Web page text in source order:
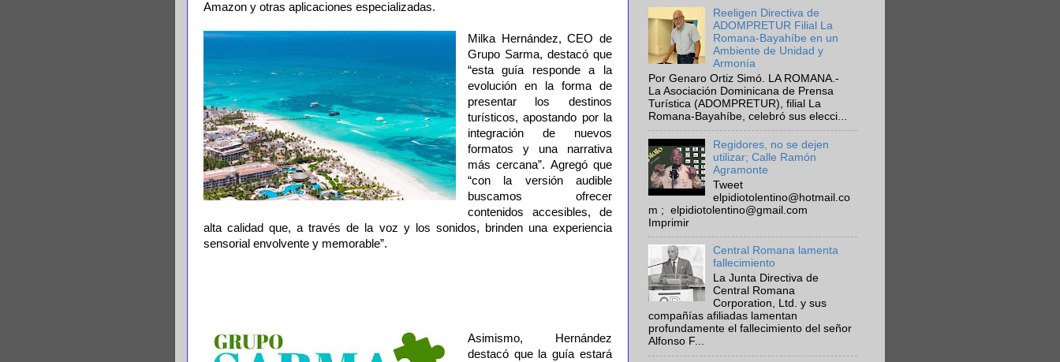
Amazon y otras aplicaciones especializadas.
Milka Hernández, CEO de
Grupo Sarma, destacó que
“esta guía responde a la
evolución en la forma de
presentar los destinos
turísticos, apostando por la
integración de nuevos
formatos y una narrativa
más cercana”. Agregó que
“con la versión audible
buscamos ofrecer
contenidos accesibles, de
alta calidad que, a través de la voz y los sonidos, brinden una experiencia
sensorial envolvente y memorable”.
Asimismo, Hernández
destacó que la guía estará
Reeligen Directiva de
ADOMPRETUR Filial La
Romana-Bayahíbe en un
Ambiente de Unidad y
Armonía
Por Genaro Ortiz Simó. LA ROMANA.-
La Asociación Dominicana de Prensa
Turística (ADOMPRETUR), filial La
Romana-Bayahíbe, celebró sus elecci...
Regidores, no se dejen
utilizar; Calle Ramón
Agramonte
Tweet
elpidiotolentino@hotmail.co
m ; elpidiotolentino@gmail.com
Imprimir
Central Romana lamenta
fallecimiento
La Junta Directiva de
Central Romana
Corporation, Ltd. y sus
compañías afiliadas lamentan
profundamente el fallecimiento del señor
Alfonso F...